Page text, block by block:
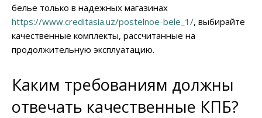
белье только в надежных магазинах
https://www.creditasia.uz/postelnoe-bele_1/, выбирайте
качественные комплекты, рассчитанные на
продолжительную эксплуатацию.
Каким требованиям должны
отвечать качественные КПБ?